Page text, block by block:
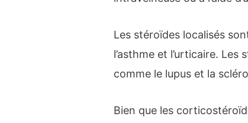
Les stéroïdes localisés
l’asthme et l’urticaire.
comme le lupus et la
Bien que les